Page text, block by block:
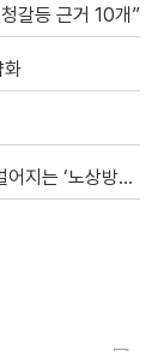
갈등 근거 10개”
화
‘노상방뇨 전쟁’